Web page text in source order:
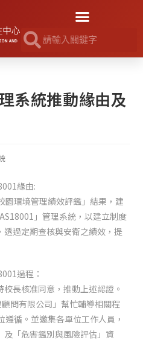
系統推動緣由及
緣由:
園環境管理績效評鑑」結果，建
」管理系統，以建立制度
過定期查核與安衛之績效，提
過程：
長核准同意，推動上述認證。
問有限公司」幫忙輔導相關程
循。並邀集各單位工作人員，
「危害鑑別與風險評估」資